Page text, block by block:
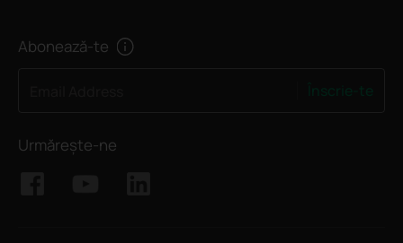
Abonează-te
Urmărește-ne